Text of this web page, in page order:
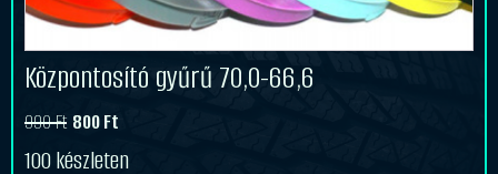
Központosító gyűrű 70,0-66,6
990Ft 800Ft
100 készleten